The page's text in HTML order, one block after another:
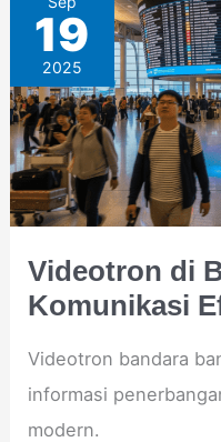
19
2025
Videotron di
Komunikasi
Videotron bandara
informasi
modern.
di
Bandara:
Panduan
Komunikasi
Efektif